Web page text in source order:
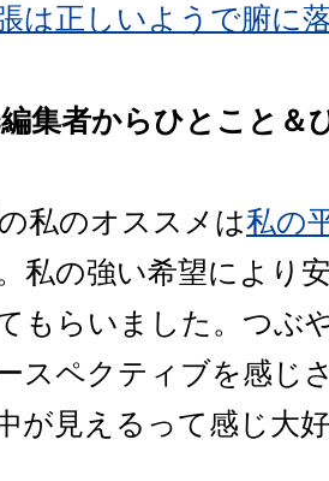
は正しいようで腑に
編集者からひとこと＆
私のオススメは私の
私の強い希望により
もらいました。 つぶ
スペクティブを感じ
が見えるって感じ大